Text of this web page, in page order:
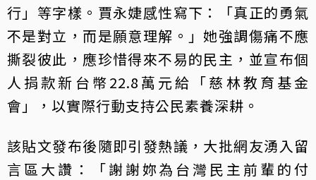
行」等字樣。賈永婕感性寫下：「真正的勇氣
不是對立，而是願意理解。」她強調傷痛不應
撕裂彼此，應珍惜得來不易的民主，並宣布個
人捐款新台幣22.8萬元給「慈林教育基金
會」，以實際行動支持公民素養深耕。
該貼文發布後隨即引發熱議，大批網友湧入留
言區大讚：「謝謝妳為台灣民主前輩的付